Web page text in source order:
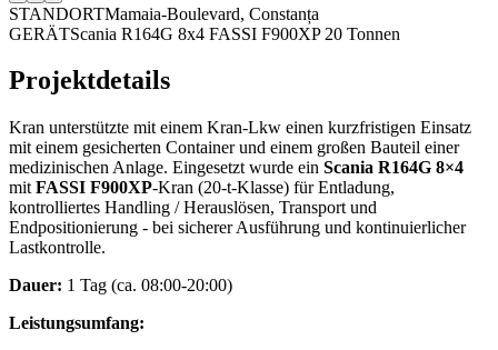
STANDORTMamaia-Boulevard, Constanța
GERÄTScania R164G 8x4 FASSI F900XP 20 Tonnen
Projektdetails
Kran unterstützte mit einem Kran-Lkw einen kurzfristigen Einsatz
mit einem gesicherten Container und einem großen Bauteil einer
medizinischen Anlage. Eingesetzt wurde ein Scania R164G 8×4
mit FASSI F900XP-Kran (20-t-Klasse) für Entladung,
kontrolliertes Handling / Herauslösen, Transport und
Endpositionierung - bei sicherer Ausführung und kontinuierlicher
Lastkontrolle.
Dauer: 1 Tag (ca. 08:00-20:00)
Leistungsumfang: